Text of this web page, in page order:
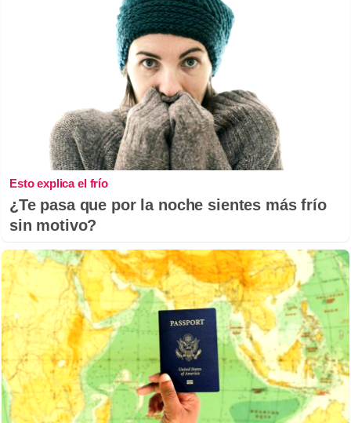
Esto explica el frío
¿Te pasa que por la noche sientes más frío
sin motivo?